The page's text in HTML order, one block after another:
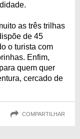
as três trilhas
de 45
o turista com
Enfim,
quem quer
cercado de
COMPARTILHAR